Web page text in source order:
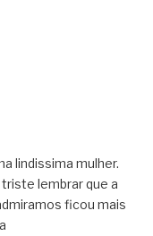
lindissima mulher.
lembrar que a
ficou mais